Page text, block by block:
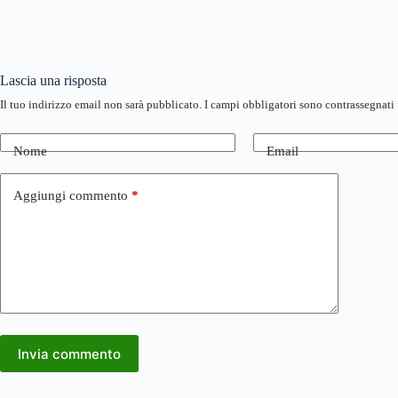
Lascia una risposta
Il tuo indirizzo email non sarà pubblicato. I campi obbligatori sono contrassegnati
Nome Email
Aggiungi commento *
Invia commento